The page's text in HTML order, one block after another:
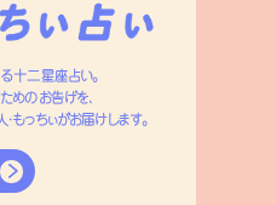
十二星座占い。
めのお告げを、
っちぃがお届けします。